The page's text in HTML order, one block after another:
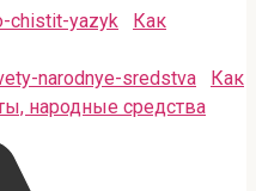
Как
Как
народные средства